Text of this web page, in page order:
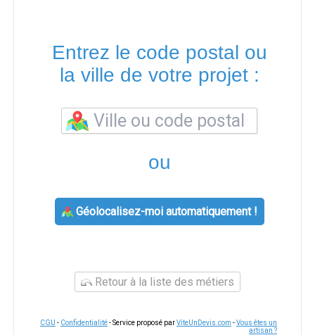
Entrez le code postal ou
la ville de votre projet :
ou
Géolocalisez-moi automatiquement !
Retour à la liste des métiers
CGU - Confidentialité- Service proposé parViteUnDevis.com -Vous êtes un
artisan ?